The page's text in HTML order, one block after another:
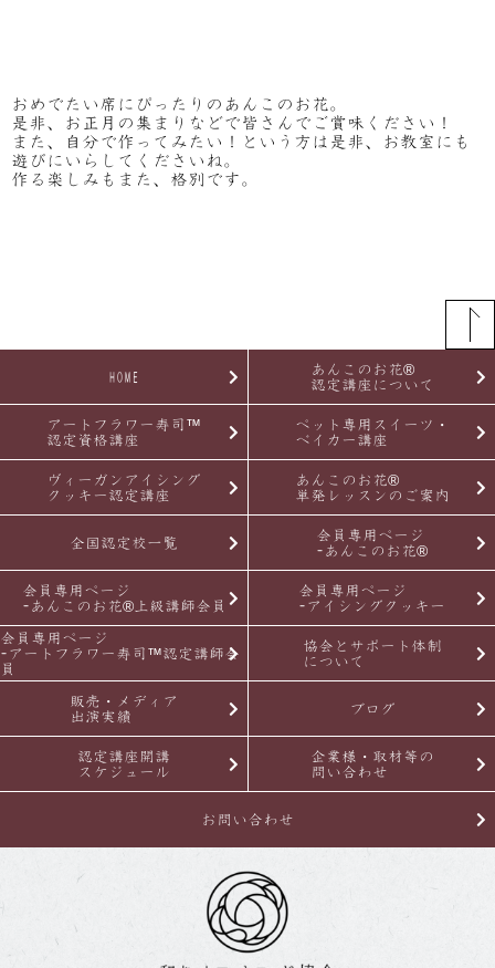
おめでたい席にぴったりのあんこのお花。
是非、お正月の集まりなどで皆さんでご賞味ください！
また、自分で作ってみたい！という方は是非、お教室にも
遊びにいらしてくださいね。
作る楽しみもまた、格別です。
HOME
あんこのお花®
認定講座について
アートフラワー寿司™
認定資格講座
ペット専用スイーツ・
ベイカー講座
ヴィーガンアイシング
クッキー認定講座
あんこのお花®
単発レッスンのご案内
全国認定校一覧
会員専用ページ
-あんこのお花®
会員専用ページ
-あんこのお花®上級講師会員
会員専用ページ
-アイシングクッキー
会員専用ページ
-アートフラワー寿司™認定講師会
員
協会とサポート体制
について
販売・メディア
出演実績
ブログ
認定講座開講
スケジュール
企業様・取材等の
問い合わせ
お問い合わせ